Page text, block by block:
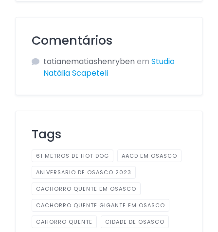
Comentários
tatianematiashenryben em Studio
Natália Scapeteli
Tags
61 METROS DE HOT DOG AACD EM OSASCO
ANIVERSARIO DE OSASCO 2023
CACHORRO QUENTE EM OSASCO
CACHORRO QUENTE GIGANTE EM OSASCO
CAHORRO QUENTE CIDADE DE OSASCO